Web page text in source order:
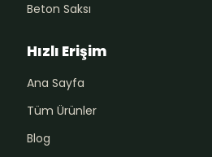
Beton Saksı
Hızlı Erişim
Ana Sayfa
Tüm Ürünler
Blog